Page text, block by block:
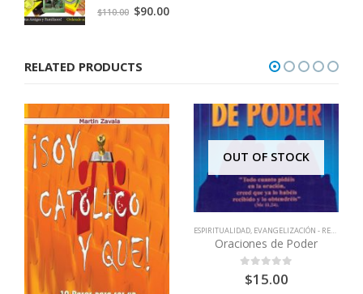
out of 5
$110.00 Original
$110.00.
$90.00Current
RELATED PRODUCTS
OUT OF STOCK
ESPIRITUALIDAD, EVANGELIZACIÓN - RENOVACIÓN
Oraciones de Poder
out of 5
$15.00